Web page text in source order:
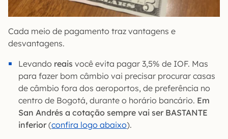
Cada meio de pagamento traz vantagens e
desvantagens.
Levando reais você evita pagar 3,5% de IOF. Mas
para fazer bom câmbio vai precisar procurar casas
de câmbio fora dos aeroportos, de preferência no
centro de Bogotá, durante o horário bancário. Em
San Andrés a cotação sempre vai ser BASTANTE
inferior (confira logo abaixo).